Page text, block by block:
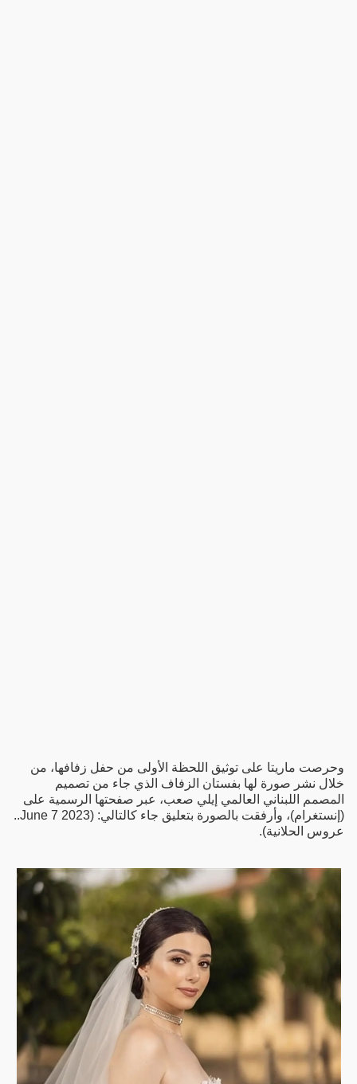
وحرصت ماريتا على توثيق اللحظة الأولى من حفل زفافها، من
خلال نشر صورة لها بفستان الزفاف الذي جاء من تصميم
المصمم اللبناني العالمي إيلي صعب، عبر صفحتها الرسمية على
(إنستغرام)، وأرفقت بالصورة بتعليق جاء كالتالي: (June 7 2023..
عروس الحلانية).